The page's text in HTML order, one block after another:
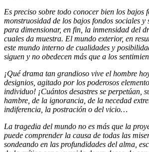
Es preciso sobre todo conocer bien los
monstruosidad de los bajos fondos sociales
para dimensionar, en fin, la inmensidad del
cuales da muestra. El mundo exterior, en
este mundo interno de cualidades y
siguen y no obedecen más que a los
¡Qué drama tan grandioso vive el hombre
designios, agitado por los poderosos
individuo! ¡Cuántos desastres se perpetúan,
hambre, de la ignorancia, de la necedad
indiferencia, la postración o del vicio…
La tragedia del mundo no es más que la
puede comprender la causa de todas las
sondeando en las profundidades del alma,